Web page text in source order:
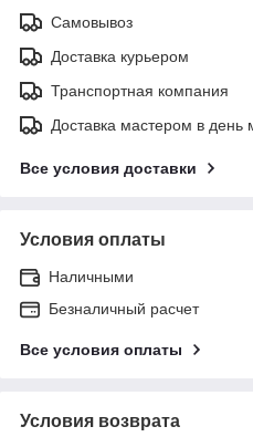
Самовывоз
Доставка курьером
Транспортная компания
Доставка мастером в день
Все условия доставки
Условия оплаты
Наличными
Безналичный расчет
Все условия оплаты
Условия возврата